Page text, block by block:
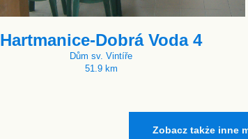
Hartmanice-Dobrá Voda 4
Dům sv. Vintíře
51.9 km
Zobacz także inne